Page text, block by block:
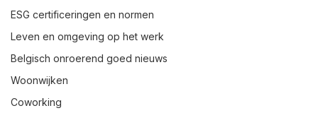
ESG certificeringen en normen
Leven en omgeving op het werk
Belgisch onroerend goed nieuws
Woonwijken
Coworking